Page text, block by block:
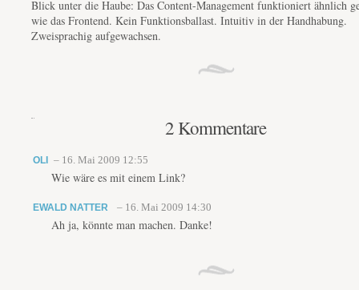
Blick unter die Haube: Das Content-Management funktioniert ähnlich
wie das Frontend. Kein Funktionsballast. Intuitiv in der Handhabung.
Zweisprachig aufgewachsen.
2 Kommentare
OLI – 16. Mai 2009 12:55
Wie wäre es mit einem Link?
EWALD NATTER – 16. Mai 2009 14:30
Ah ja, könnte man machen. Danke!